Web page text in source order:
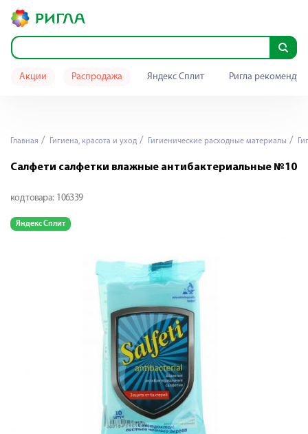
Акции Распродажа Яндекс Сплит Ригла
Главная Гигиена, красота и уход Гигиенические расходные материалы
Салфети салфетки влажные антибактериальные №10
код товара: 106339
Яндекс Сплит